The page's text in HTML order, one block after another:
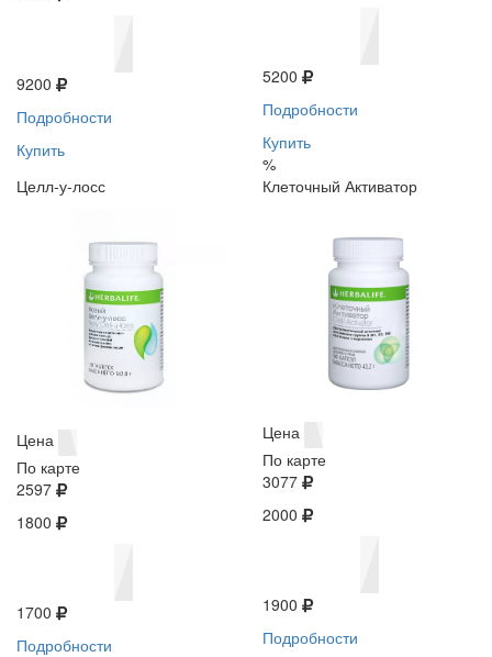
9200
Подробности
Купить
5200
Подробности
Купить
%
Целл-у-лосс
Цена
По карте
2597
1800
1700
Подробности
Клеточный Активатор
Цена
По карте
3077
2000
1900
Подробности